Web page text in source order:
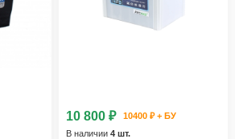
10 800 ₽
10400 ₽ + БУ
В наличии 4 шт.